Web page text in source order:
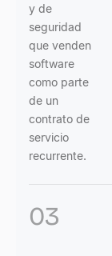
y de
seguridad
que venden
software
como parte
de un
contrato de
servicio
recurrente.
03